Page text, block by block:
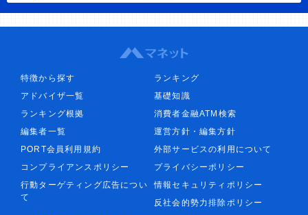
特徴から探す
ランキング
アドバイザ一覧
基礎知識
ランキング根拠
消費者金融ATM検索
編集者一覧
運営方針・編集方針
PORT会員利用規約
外部サービスの利用について
コンプライアンスポリシー
プライバシーポリシー
行動ターゲティング広告につい
て
情報セキュリティポリシー
反社会的勢力排除ポリシー